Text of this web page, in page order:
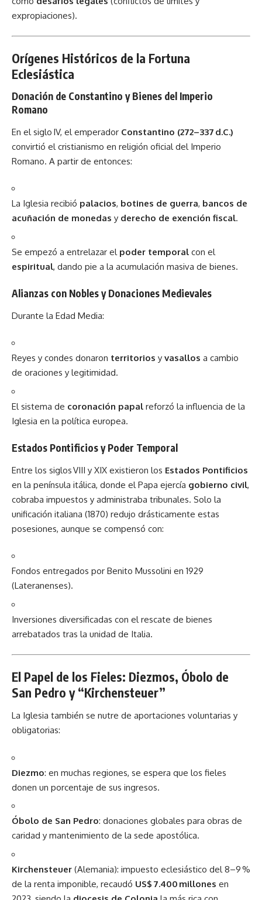
expropiaciones).
Orígenes Históricos de la Fortuna
Eclesiástica
Donación de Constantino y Bienes del Imperio
Romano
En el siglo IV, el emperador Constantino (272–337 d.C.)
convirtió el cristianismo en religión oficial del Imperio
Romano. A partir de entonces:
La Iglesia recibió palacios, botines de guerra, bancos de
acuñación de monedas y derecho de exención fiscal.
Se empezó a entrelazar el poder temporal con el
espiritual, dando pie a la acumulación masiva de bienes.
Alianzas con Nobles y Donaciones Medievales
Durante la Edad Media:
Reyes y condes donaron territorios y vasallos a cambio
de oraciones y legitimidad.
El sistema de coronación papal reforzó la influencia de la
Iglesia en la política europea.
Estados Pontificios y Poder Temporal
Entre los siglos VIII y XIX existieron los Estados Pontificios
en la península itálica, donde el Papa ejercía gobierno civil,
cobraba impuestos y administraba tribunales. Solo la
unificación italiana (1870) redujo drásticamente estas
posesiones, aunque se compensó con:
Fondos entregados por Benito Mussolini en 1929
(Lateranenses).
Inversiones diversificadas con el rescate de bienes
arrebatados tras la unidad de Italia.
El Papel de los Fieles: Diezmos, Óbolo de
San Pedro y “Kirchensteuer”
La Iglesia también se nutre de aportaciones voluntarias y
obligatorias:
Diezmo: en muchas regiones, se espera que los fieles
donen un porcentaje de sus ingresos.
Óbolo de San Pedro: donaciones globales para obras de
caridad y mantenimiento de la sede apostólica.
Kirchensteuer (Alemania): impuesto eclesiástico del 8–9 %
de la renta imponible, recaudó US$ 7.400 millones en